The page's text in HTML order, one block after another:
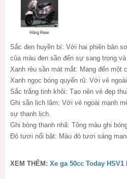
Sắc đen huyền bí: Với hai phiên bản
của màu đen sần đến sự sang trọng và
Xanh rêu sần mát mắt: Mang đến một
Xanh ngọc bóng quyến rũ: Với vẻ
Sắc trắng tinh khôi: Tạo nên vẻ đẹp
Ghi sần lịch lãm: Với vẻ ngoài mạnh
sự thanh lịch.
Ghi bóng thanh nhã: Tông màu ghi
Đỏ tươi nổi bật: Màu đỏ tươi sáng
XEM THÊM: Xe ga 50cc Today